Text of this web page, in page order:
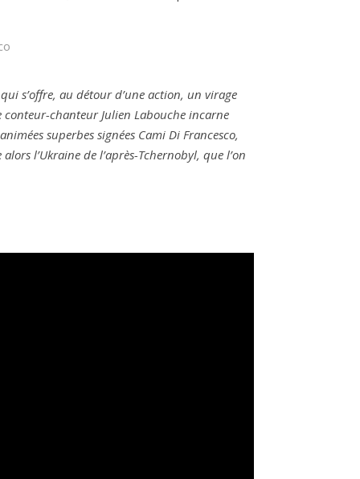
s’offre, au détour d’une action, un virage
chanteur Julien Labouche incarne
superbes signées Cami Di Francesco,
l’Ukraine de l’après-Tchernobyl, que l’on